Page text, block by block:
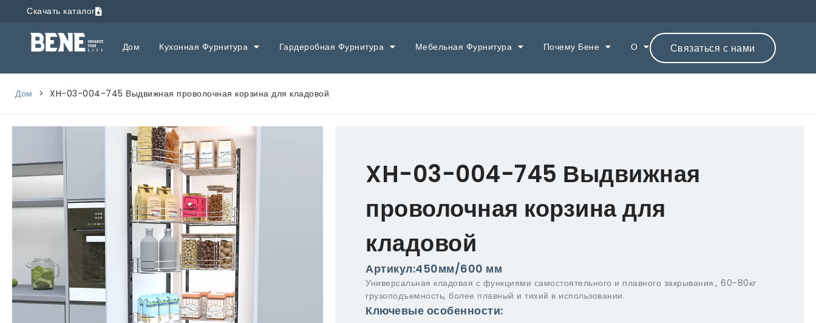
Скачать каталог
Дом Кухонная Фурнитура Гардеробная Фурнитура Мебельная Фурнитура Почему Бене О Связаться с нами
Дом > XH-03-004-745 Выдвижная проволочная корзина для кладовой
XH-03-004-745 Выдвижная
проволочная корзина для
кладовой
Артикул:450мм/600 мм
Универсальная кладовая с функциями самостоятельного и плавного закрывания., 60-80кг
грузоподъемность, более плавный и тихий в использовании.
Ключевые особенности: